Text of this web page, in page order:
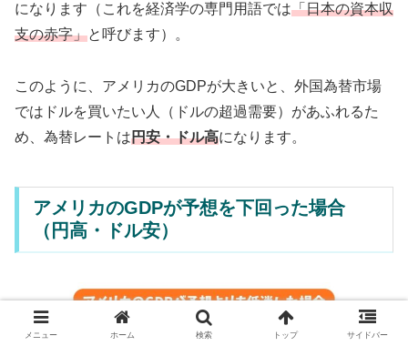
になります（これを経済学の専門用語では「日本の資本収
支の赤字」と呼びます）。
このように、アメリカのGDPが大きいと、外国為替市場
ではドルを買いたい人（ドルの超過需要）があふれるた
め、為替レートは円安・ドル高になります。
アメリカのGDPが予想を下回った場合
（円高・ドル安）
メニュー ホーム 検索 トップ サイドバー